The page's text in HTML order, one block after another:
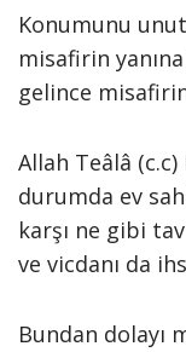
Konumunu
misafirin
gelince
Allah Teâlâ
durumda ev
karşı ne gibi
ve vicdanı da
Bundan dolayı